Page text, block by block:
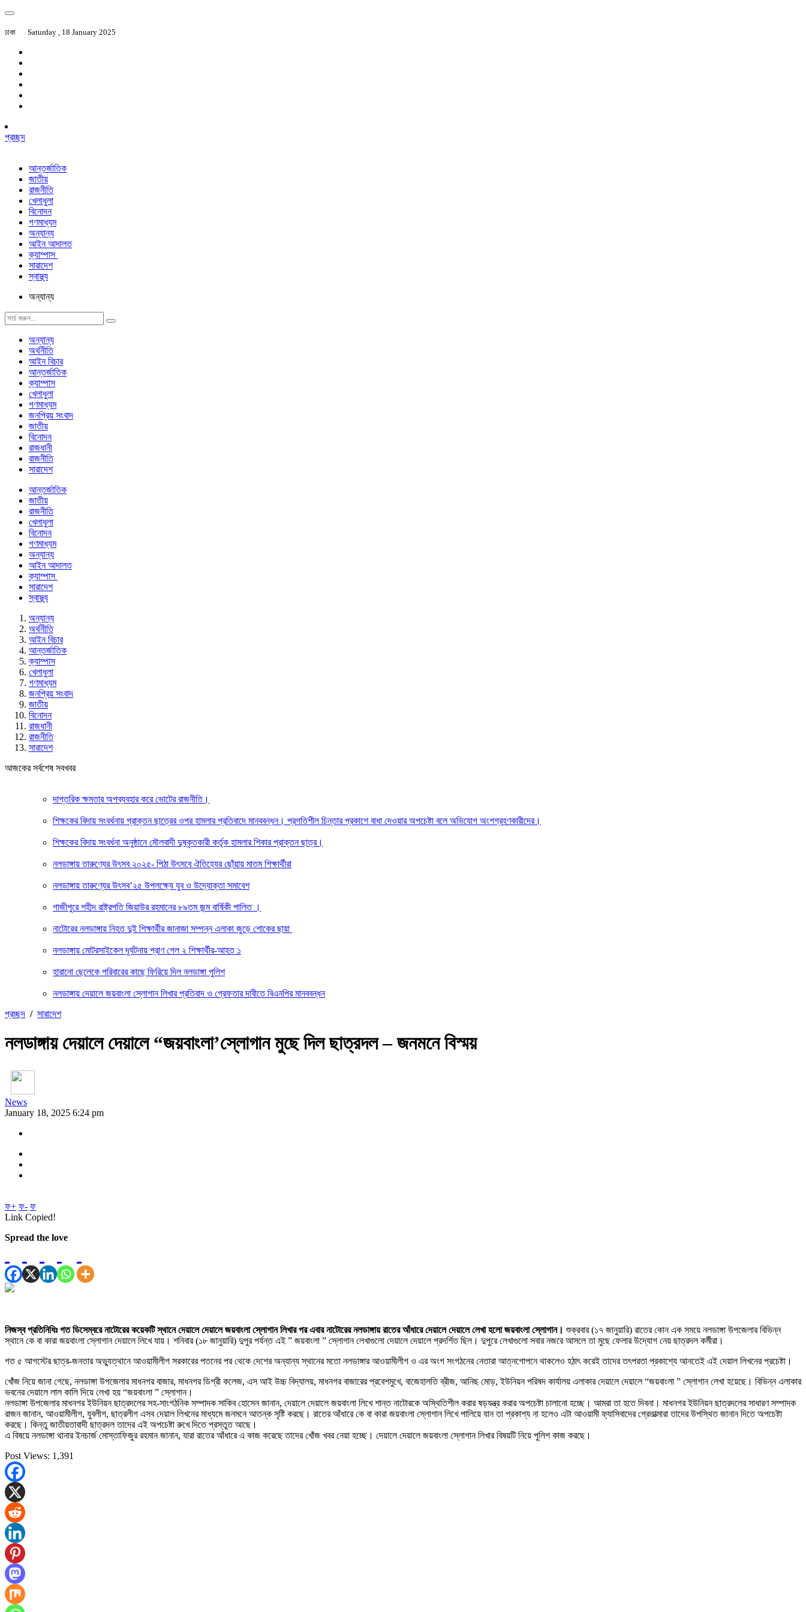
ঢাকা Saturday , 18 January 2025
প্রচ্ছদ
আন্তর্জাতিক
জাতীয়
রাজনীতি
খেলাধুলা
বিনোদন
গণমাধ্যম
অন্যান্য
আইন আদালত
ক্যাম্পাস
সারাদেশ
স্বাস্থ্য
অন্যান্য
অন্যান্য
অর্থনীতি
আইন বিচার
আন্তর্জাতিক
ক্যাম্পাস
খেলাধুলা
গণমাধ্যম
জনপ্রিয় সংবাদ
জাতীয়
বিনোদন
রাজধানী
রাজনীতি
সারাদেশ
আন্তর্জাতিক
জাতীয়
রাজনীতি
খেলাধুলা
বিনোদন
গণমাধ্যম
অন্যান্য
আইন আদালত
ক্যাম্পাস
সারাদেশ
স্বাস্থ্য
অন্যান্য
অর্থনীতি
আইন বিচার
আন্তর্জাতিক
ক্যাম্পাস
খেলাধুলা
গণমাধ্যম
জনপ্রিয় সংবাদ
জাতীয়
বিনোদন
রাজধানী
রাজনীতি
সারাদেশ
আজকের সর্বশেষ সবখবর
দাপ্তরিক ক্ষমতার অপব্যবহার করে ভোটের রাজনীতি।
শিক্ষকের বিদায় সংবর্ধনায় প্রাক্তন ছাত্রের ওপর হামলার প্রতিবাদে মানববন্ধন। প্রগতিশীল চিন্তার প্রকাশে বাধা দেওয়ার অপচেষ্টা বলে অভিযোগ অংশগ্রহণকারীদের।
শিক্ষকের বিদায় সংবর্ধনা অনুষ্ঠানে মৌলবাদী দুষ্কৃতকারী কর্তৃক হামলার শিকার প্রাক্তন ছাত্র।
নলডাঙ্গায় তারুণ্যের উৎসব ২০২৫- পিঠা উৎসবে ঐতিহ্যের ছোঁয়ায় মাতম শিক্ষার্থীরা
নলডাঙ্গায় তারুণ্যের উৎসব’২৫ উপলক্ষ্যে যুব ও উদ্যোক্তা সমাবেশ
গাজীপুরে শহীদ রাষ্ট্রপতি জিয়াউর রহমানের ৮৯তম জন্ম বার্ষিকী পালিত ।
নাটোরের নলডাঙ্গায় নিহত দুই শিক্ষার্থীর জানাজা সম্পন্ন এলাকা জুড়ে শোকের ছায়া
নলডাঙ্গায় মোটরসাইকেল দূর্ঘটনায় প্রাণ গেল ২ শিক্ষার্থীর-আহত ১
হারানো ছেলেকে পরিবারের কাছে ফিরিয়ে দিল নলডাঙ্গা পুলিশ
নলডাঙ্গায় দেয়ালে জয়বাংলা স্লোগান লিখার প্রতিবাদ ও গ্রেফতার দাবীতে বিএনপির মানববন্ধন
প্রচ্ছদ / সারাদেশ
নলডাঙ্গায় দেয়ালে দেয়ালে “জয়বাংলা’স্লোগান মুছে দিল ছাত্রদল – জনমনে বিস্ময়
News
January 18, 2025 6:24 pm
ফ+ ফ- ফ
Link Copied!
Spread the love
নিজস্ব প্রতিনিধিঃ গত ডিসেম্বরে নাটোরের কয়েকটি স্থানে দেয়ালে দেয়ালে জয়বাংলা স্লোগান লিখার পর এবার নাটোরের নলডাঙ্গায় রাতের আঁধারে দেয়ালে দেয়ালে লেখা হলো জয়বাংলা স্লোগান। শুক্রবার (১৭ জানুয়ারি) রাতের কোন এক সময়ে নলডাঙ্গা উপজেলার বিভিন্ন
স্থানে কে বা কারা জয়বাংলা স্লোগান দেয়ালে লিখে যায়। শনিবার (১৮ জানুয়ারি) দুপুর পর্যন্ত এই ” জয়বাংলা ” স্লোগান লেখাগুলো দেয়ালে দেয়ালে প্রদর্শিত ছিল। দুপুরে লেখাগুলো সবার নজরে আসলে তা মুছে ফেলার উদ্যোগ নেয় ছাত্রদল কর্মীরা।
গত ৫ আগস্টের ছাত্র-জনতার অভ্যুত্থানে আওয়ামীলীগ সরকারের পতনের পর থেকে দেশের অন্যান্য স্থানের মতো নলডাঙ্গার আওয়ামীলীগ ও এর অংগ সংগঠনের নেতারা আত্নগোপনে থাকলেও হঠাৎ করেই তাদের তৎপরতা প্রকাশ্যে আনতেই এই দেয়াল লিখনের প্রচেষ্টা।
খোঁজ নিয়ে জানা গেছে, নলডাঙ্গা উপজেলার মাধনগর বাজার, মাধনগর ডিগ্রী কলেজ, এস আই উচ্চ বিদ্যালয়, মাধনগর বাজারের প্রবেশমুখে, বাজেহালতি ব্রীজ, আনিছ মোড়, ইউনিয়ন পরিষদ কার্যালয় এলাকার দেয়ালে দেয়ালে “জয়বাংলা ” স্লোগান লেখা হয়েছে। বিভিন্ন এলাকার
ভবনের দেয়ালে লাল কালি দিয়ে লেখা হয় “জয়বাংলা ” স্লোগান।
নলডাঙ্গা উপজেলার মাধনগর ইউনিয়ন ছাত্রদলের সহ-সাংগঠনিক সম্পাদক সাকিব হোসেন জানান, দেয়ালে দেয়ালে জয়বাংলা লিখে শান্ত নাটোরকে অস্থিতিশীল করার ষড়যন্ত্র করার অপচেষ্টা চালানো হচ্ছে। আমরা তা হতে দিবনা। মাধনগর ইউনিয়ন ছাত্রদলের সাধারণ সম্পাদক
রাজন জানান, আওয়ামীলীগ, যুবলীগ, ছাত্রলীগ এসব দেয়াল লিখনের মাধ্যমে জনমনে আতন্ক সৃষ্টি করছে। রাতের আঁধারে কে বা কারা জয়বাংলা স্লোগান লিখে পালিয়ে যান তা প্রকাশ্য না হলেও এটা আওয়ামী ফ্যাসিবাদের প্রেতাত্মারা তাদের উপস্থিত জানান দিতে অপচেষ্টা
করছে। কিন্তু জাতীয়তাবাদী ছাত্রদল তাদের এই অপচেষ্টা রুখে দিতে প্রস্তুত আছে।
এ বিষয়ে নলডাঙ্গা থানার ইনচার্জ মোস্তাফিজুর রহমান জানান, যারা রাতের আঁধারে এ কাজ করেছে তাদের খোঁজ খবর নেয়া হচ্ছে। দেয়ালে দেয়ালে জয়বাংলা স্লোগান লিখার বিষয়টি নিয়ে পুলিশ কাজ করছে।
Post Views: 1,391